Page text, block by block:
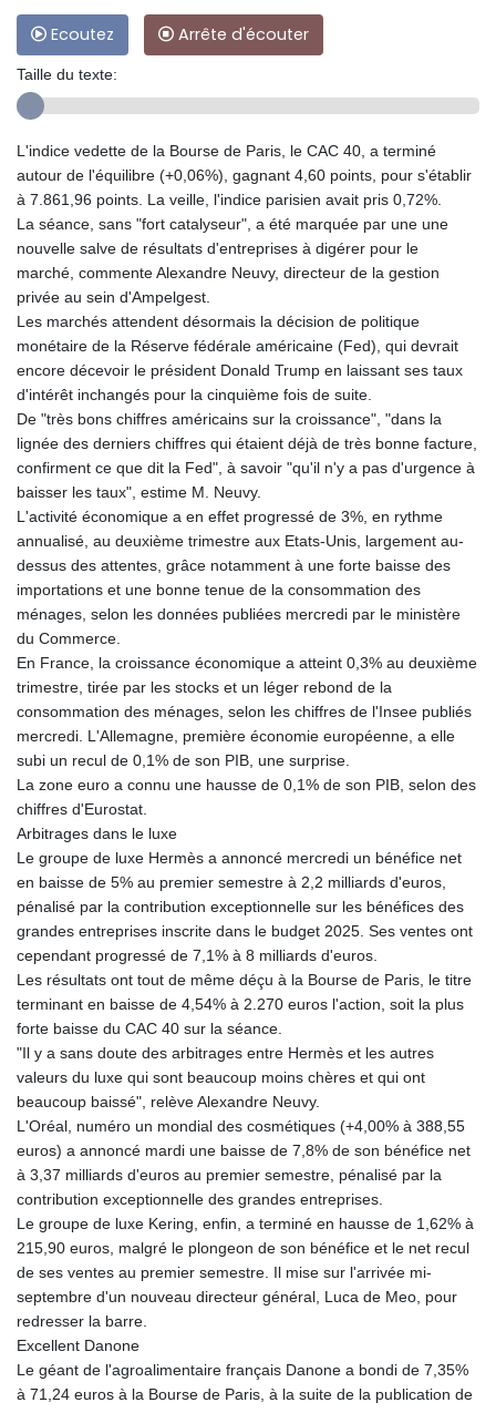
Ecoutez Arrête d'écouter
Taille du texte:
L'indice vedette de la Bourse de Paris, le CAC 40, a terminé
autour de l'équilibre (+0,06%), gagnant 4,60 points, pour s'établir
à 7.861,96 points. La veille, l'indice parisien avait pris 0,72%.
La séance, sans "fort catalyseur", a été marquée par une une
nouvelle salve de résultats d'entreprises à digérer pour le
marché, commente Alexandre Neuvy, directeur de la gestion
privée au sein d'Ampelgest.
Les marchés attendent désormais la décision de politique
monétaire de la Réserve fédérale américaine (Fed), qui devrait
encore décevoir le président Donald Trump en laissant ses taux
d'intérêt inchangés pour la cinquième fois de suite.
De "très bons chiffres américains sur la croissance", "dans la
lignée des derniers chiffres qui étaient déjà de très bonne facture,
confirment ce que dit la Fed", à savoir "qu'il n'y a pas d'urgence à
baisser les taux", estime M. Neuvy.
L'activité économique a en effet progressé de 3%, en rythme
annualisé, au deuxième trimestre aux Etats-Unis, largement au-
dessus des attentes, grâce notamment à une forte baisse des
importations et une bonne tenue de la consommation des
ménages, selon les données publiées mercredi par le ministère
du Commerce.
En France, la croissance économique a atteint 0,3% au deuxième
trimestre, tirée par les stocks et un léger rebond de la
consommation des ménages, selon les chiffres de l'Insee publiés
mercredi. L'Allemagne, première économie européenne, a elle
subi un recul de 0,1% de son PIB, une surprise.
La zone euro a connu une hausse de 0,1% de son PIB, selon des
chiffres d'Eurostat.
Arbitrages dans le luxe
Le groupe de luxe Hermès a annoncé mercredi un bénéfice net
en baisse de 5% au premier semestre à 2,2 milliards d'euros,
pénalisé par la contribution exceptionnelle sur les bénéfices des
grandes entreprises inscrite dans le budget 2025. Ses ventes ont
cependant progressé de 7,1% à 8 milliards d'euros.
Les résultats ont tout de même déçu à la Bourse de Paris, le titre
terminant en baisse de 4,54% à 2.270 euros l'action, soit la plus
forte baisse du CAC 40 sur la séance.
"Il y a sans doute des arbitrages entre Hermès et les autres
valeurs du luxe qui sont beaucoup moins chères et qui ont
beaucoup baissé", relève Alexandre Neuvy.
L'Oréal, numéro un mondial des cosmétiques (+4,00% à 388,55
euros) a annoncé mardi une baisse de 7,8% de son bénéfice net
à 3,37 milliards d'euros au premier semestre, pénalisé par la
contribution exceptionnelle des grandes entreprises.
Le groupe de luxe Kering, enfin, a terminé en hausse de 1,62% à
215,90 euros, malgré le plongeon de son bénéfice et le net recul
de ses ventes au premier semestre. Il mise sur l'arrivée mi-
septembre d'un nouveau directeur général, Luca de Meo, pour
redresser la barre.
Excellent Danone
Le géant de l'agroalimentaire français Danone a bondi de 7,35%
à 71,24 euros à la Bourse de Paris, à la suite de la publication de